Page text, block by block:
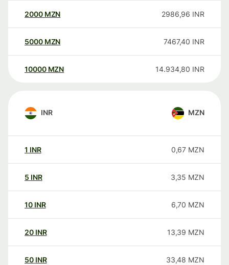
2000 MZN 2986,96 INR
5000 MZN 7467,40 INR
10000 MZN 14.934,80 INR
INR MZN
1 INR 0,67 MZN
5 INR 3,35 MZN
10 INR 6,70 MZN
20 INR 13,39 MZN
50 INR 33,48 MZN